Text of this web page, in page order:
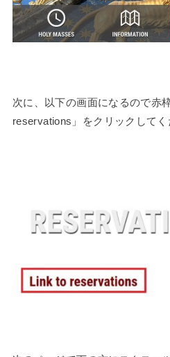
次に、以下の画面になるので赤
reservations」をクリックしてく